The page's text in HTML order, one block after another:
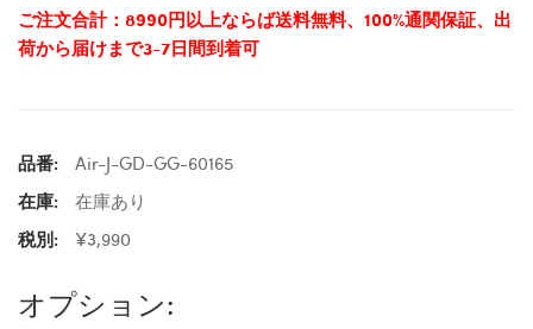
ご注文合計：8990円以上ならば送料無料、100%通関保証、出
荷から届けまで3-7日間到着可
品番:
Air-J-GD-GG-60165
在庫:
在庫あり
税別:
¥3,990
オプション: